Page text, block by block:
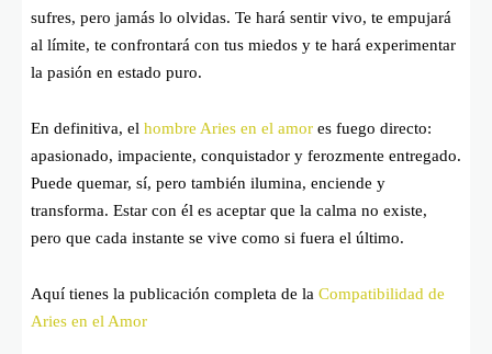
sufres, pero jamás lo olvidas. Te hará sentir vivo, te empujará
al límite, te confrontará con tus miedos y te hará experimentar
la pasión en estado puro.
En definitiva, el hombre Aries en el amor es fuego directo:
apasionado, impaciente, conquistador y ferozmente entregado.
Puede quemar, sí, pero también ilumina, enciende y
transforma. Estar con él es aceptar que la calma no existe,
pero que cada instante se vive como si fuera el último.
Aquí tienes la publicación completa de la Compatibilidad de
Aries en el Amor